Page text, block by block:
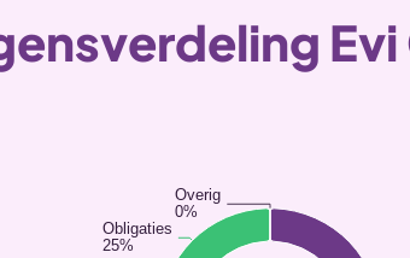
Obligaties
25%
Overig
0%